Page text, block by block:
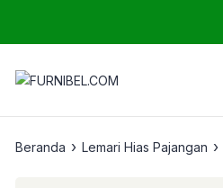
Beranda › Lemari Hias Pajangan ›